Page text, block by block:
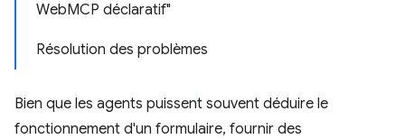
WebMCP déclaratif"
Résolution des problèmes
Bien que les agents puissent souvent déduire le
fonctionnement d'un formulaire, fournir des